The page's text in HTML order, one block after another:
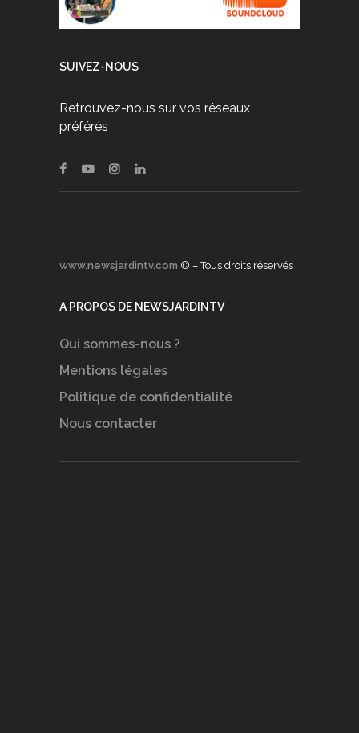
SUIVEZ-NOUS
Retrouvez-nous sur vos réseaux
préférés
www.newsjardintv.com © – Tous droits réservés
A PROPOS DE NEWSJARDINTV
Qui sommes-nous ?
Mentions légales
Politique de confidentialité
Nous contacter